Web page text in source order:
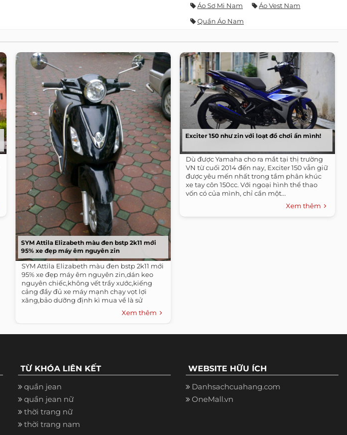
Áo Sơ Mi Nam
Áo Vest Nam
Quần Áo Nam
SYM Attila Elizabeth màu đen bstp 2k11 mới
95% xe đẹp máy êm nguyên zin
SYM Attila Elizabeth màu đen bstp 2k11 mới
95% xe đẹp máy êm nguyên zin,dán keo
nguyên chiếc,không vết trầy xước,kiếng
cảng đầy đủ xe máy mạnh chạy vọt lợi
xăng,bảo dưỡng định kì mua về là sử
Xem thêm
Exciter 150 như zin với loạt đồ chơi ẩn mình!
Dù được Yamaha cho ra mắt tại thị trường
VN từ cuối 2014 đến nay, Exciter 150 vẫn giữ
được yêu mến nhất trong tầm phân khúc
xe tay côn 150cc. Với ngoại hình thể thao
vốn có của mình, chỉ cần một...
Xem thêm
TỪ KHÓA LIÊN KẾT
quần jean
quần jean nữ
thời trang nữ
thời trang nam
WEBSITE HỮU ÍCH
Danhsachcuahang.com
OneMall.vn